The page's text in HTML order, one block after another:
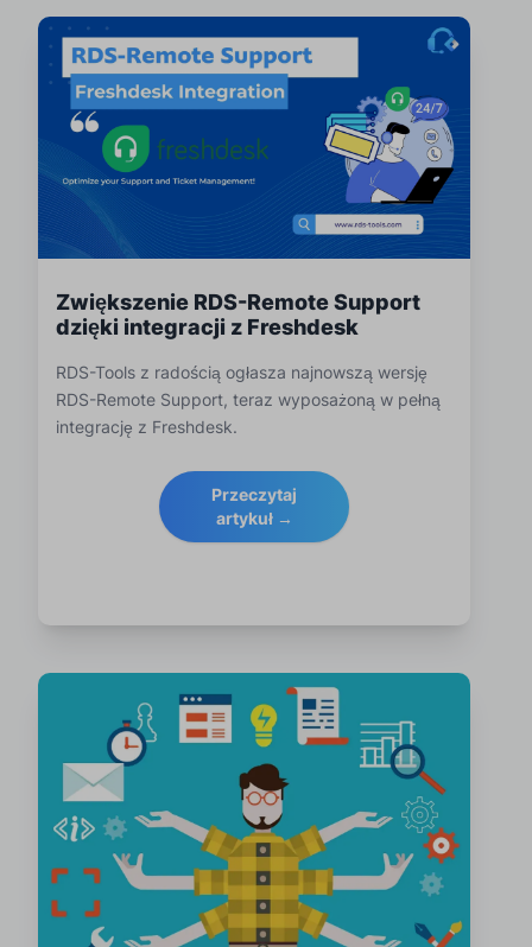
Zwiększenie RDS-Remote Support
dzięki integracji z Freshdesk
RDS-Tools z radością ogłasza najnowszą wersję
RDS-Remote Support, teraz wyposażoną w pełną
integrację z Freshdesk.
Przeczytaj
artykuł →